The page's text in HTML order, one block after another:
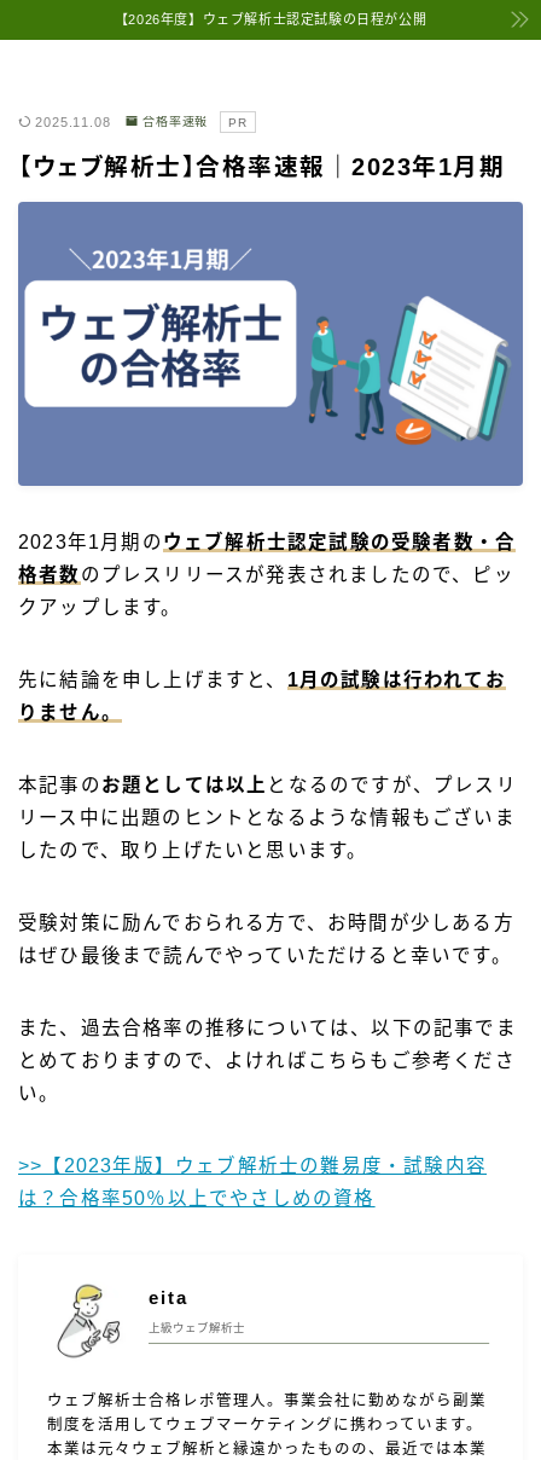
【2026年度】ウェブ解析士認定試験の日程が公開
2025.11.08 合格率速報 PR
【ウェブ解析士】合格率速報｜2023年1月期
2023年1月期の ウェブ解析士認定試験の受験者数・合
格者数 のプレスリリースが発表されましたので、ピッ
クアップします。
先に結論を申し上げますと、 1月の試験は行われてお
りません。
本記事の お題としては以上 となるのですが、プレスリ
リース中に出題のヒントとなるような情報もございま
したので、取り上げたいと思います。
受験対策に励んでおられる方で、お時間が少しある方
はぜひ最後まで読んでやっていただけると幸いです。
また、過去合格率の推移については、以下の記事でま
とめておりますので、よければこちらもご参考くださ
い。
>>【2023年版】ウェブ解析士の難易度・試験内容
は？合格率50％以上でやさしめの資格
eita
上級ウェブ解析士
ウェブ解析士合格レポ管理人。事業会社に勤めながら副業
制度を活用してウェブマーケティングに携わっています。
本業は元々ウェブ解析と縁遠かったものの、最近では本業